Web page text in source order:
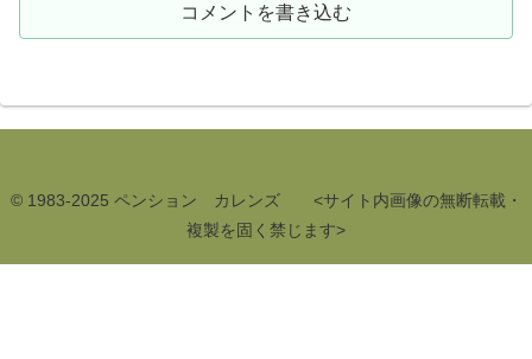
コメントを書き込む
© 1983-2025 ペンション カレンズ <サイト内画像の無断転載・
複製を固く禁じます>